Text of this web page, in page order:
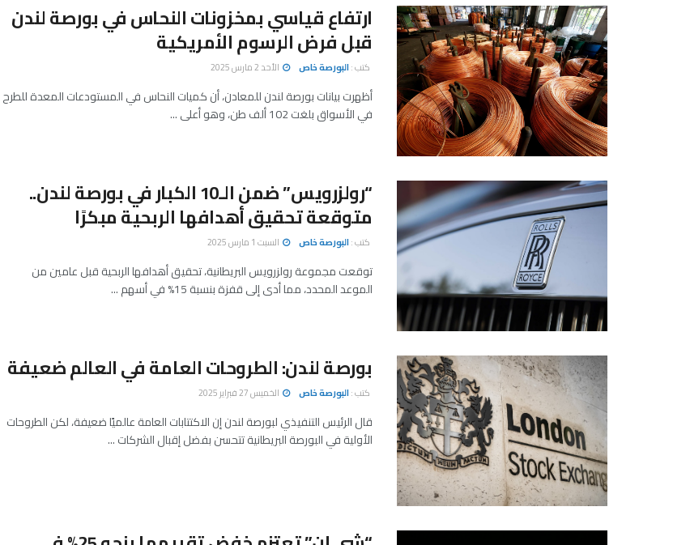
ارتفاع قياسي بمخزونات النحاس في بورصة لندن
قبل فرض الرسوم الأمريكية
كتب :البورصة خاص الأحد 2 مارس 2025
أظهرت بيانات بورصة لندن للمعادن، أن كميات النحاس في المستودعات المعدة للطرح
في الأسواق بلغت 102 ألف طن، وهو أعلى ...
“رولزرويس” ضمن الـ10 الكبار في بورصة لندن..
متوقعة تحقيق أهدافها الربحية مبكرًا
كتب :البورصة خاص السبت 1 مارس 2025
توقعت مجموعة رولزرويس البريطانية، تحقيق أهدافها الربحية قبل عامين من
الموعد المحدد، مما أدى إلى قفزة بنسبة 15% في أسهم ...
بورصة لندن: الطروحات العامة في العالم ضعيفة
كتب :البورصة خاص الخميس 27 فبراير 2025
قال الرئيس التنفيذي لبورصة لندن إن الاكتتابات العامة عالميًا ضعيفة، لكن الطروحات
الأولية في البورصة البريطانية تتحسن بفضل إقبال الشركات ...